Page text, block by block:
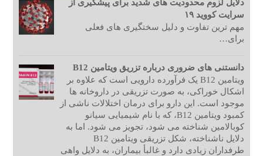
دلایل لزوم محدودیت های شدید برای پیشگیری از
سرایت کووید ۱۹
مهم ترین تفاوت و دلیل سختگیری های فعلی
برای…
دانستنی های ضروری درباره تزریق ویتامین B12
ویتامین B12 یک فرآورده دارویی است که علاوه بر
اشکال خوراکی، به صورت تزریقی در داروخانه ها
موجود است. این دارو برای درمان اختلالات ناشی از
کمبود ویتامین B12، که با نام شیمیایی سیانو
کوبالامین شناخته می شود، تجویز می شود. اما به
دلایل ناشناخته، شکل تزریقی ویتامین B12
طرفداران زیادی دارد و غالبأ بیماران، به دلایل واهی